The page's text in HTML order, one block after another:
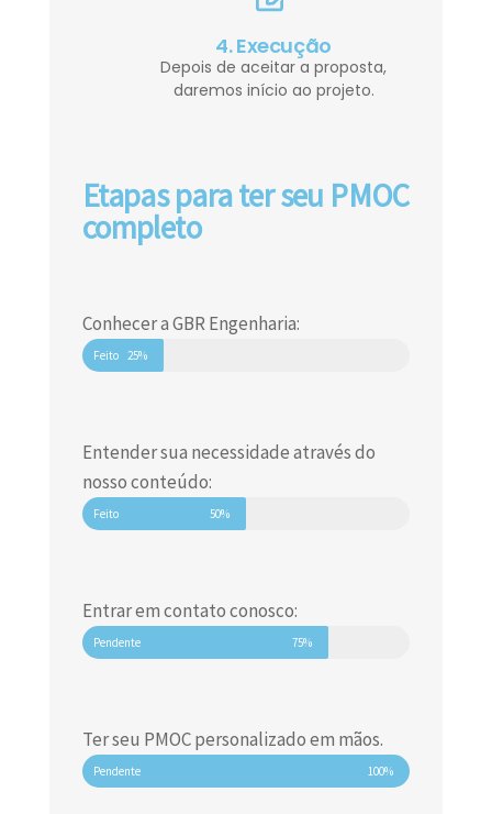
4. Execução
Depois de aceitar a proposta,
daremos início ao projeto.
Etapas para ter seu PMOC
completo
Conhecer a GBR Engenharia:
Feito 25%
Entender sua necessidade através do
nosso conteúdo:
Feito 50%
Entrar em contato conosco:
Pendente 75%
Ter seu PMOC personalizado em mãos.
Pendente 100%